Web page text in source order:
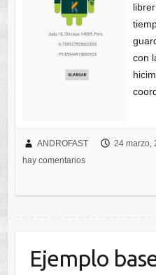
con
ANDROFAST 24 marzo,
hay comentarios
Ejemplo